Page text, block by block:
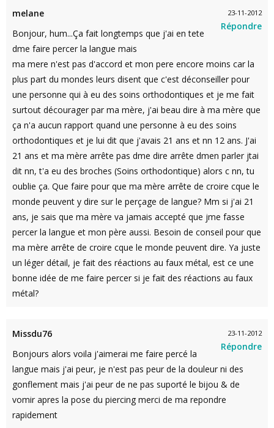
23-11-2012
Répondre
melane
Bonjour, hum...Ça fait longtemps que j'ai en tete
dme faire percer la langue mais
ma mere n'est pas d'accord et mon pere encore moins car la
plus part du mondes leurs disent que c'est déconseiller pour
une personne qui à eu des soins orthodontiques et je me fait
surtout décourager par ma mère, j'ai beau dire à ma mère que
ça n'a aucun rapport quand une personne à eu des soins
orthodontiques et je lui dit que j'avais 21 ans et nn 12 ans. J'ai
21 ans et ma mère arrête pas dme dire arrête dmen parler jtai
dit nn, t'a eu des broches (Soins orthodontique) alors c nn, tu
oublie ça. Que faire pour que ma mère arrête de croire cque le
monde peuvent y dire sur le perçage de langue? Mm si j'ai 21
ans, je sais que ma mère va jamais accepté que jme fasse
percer la langue et mon père aussi. Besoin de conseil pour que
ma mère arrête de croire cque le monde peuvent dire. Ya juste
un léger détail, je fait des réactions au faux métal, est ce une
bonne idée de me faire percer si je fait des réactions au faux
métal?
23-11-2012
Répondre
Missdu76
Bonjours alors voila j'aimerai me faire percé la
langue mais j'ai peur, je n'est pas peur de la douleur ni des
gonflement mais j'ai peur de ne pas suporté le bijou & de
vomir apres la pose du piercing merci de ma repondre
rapidement